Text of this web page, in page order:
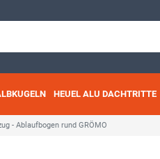
HEUEL ALU DACHTRITTE
- Ablaufbogen rund GRÖMO